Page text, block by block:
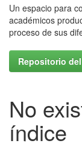
Un espacio para
académicos
proceso de sus
Repositorio del
No
índice